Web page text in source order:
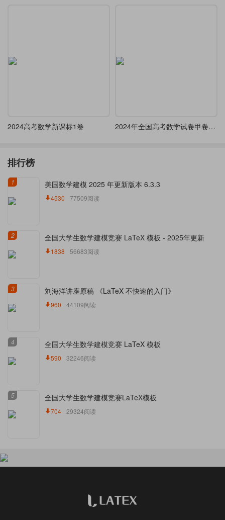
2024高考数学新课标1卷 2024年全国高考数学试卷甲卷文科
排行榜
1 美国数学建模 2025 年更新版本 6.3.3
4530 77509阅读
2 全国大学生数学建模竞赛 LaTeX 模板 - 2025年更新
1838 56683阅读
3 刘海洋讲座原稿 《LaTeX 不快速的入门》
960 44109阅读
4 全国大学生数学建模竞赛 LaTeX 模板
590 32246阅读
5 全国大学生数学建模竞赛LaTeX模板
704 29324阅读